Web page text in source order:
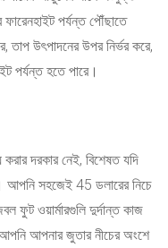
ফারেনহাইট পর্যন্ত পৌঁছাতে
তাপ উৎপাদনের উপর নির্ভর করে,
পর্যন্ত হতে পারে।
দরকার নেই, বিশেষত যদি
আপনি সহজেই 45 ডলারের নিচে
ফুট ওয়ার্মারগুলি দুর্দান্ত কাজ
আপনার জুতার নীচের অংশে